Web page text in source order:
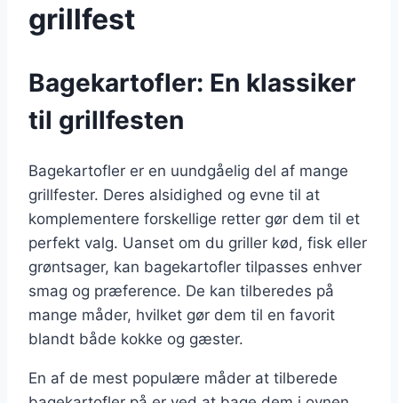
grillfest
Bagekartofler: En klassiker
til grillfesten
Bagekartofler er en uundgåelig del af mange
grillfester. Deres alsidighed og evne til at
komplementere forskellige retter gør dem til et
perfekt valg. Uanset om du griller kød, fisk eller
grøntsager, kan bagekartofler tilpasses enhver
smag og præference. De kan tilberedes på
mange måder, hvilket gør dem til en favorit
blandt både kokke og gæster.
En af de mest populære måder at tilberede